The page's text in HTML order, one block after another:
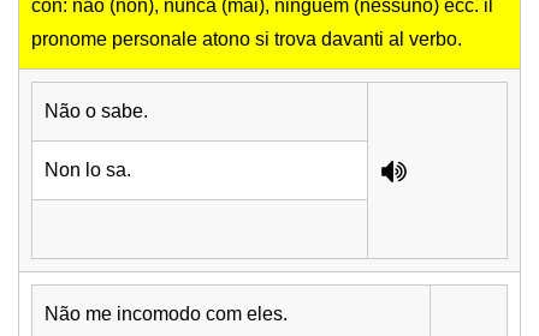
con: não (non), nunca (mai), ninguém (nessuno) ecc. il
pronome personale atono si trova davanti al verbo.
Não o sabe.
Non lo sa.
Não me incomodo com eles.